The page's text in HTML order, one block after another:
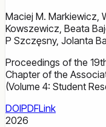
Maciej M. Markiewicz
Kowszewicz Beata
P Szczęsny, Jolanta
Proceedings of the
Chapter of the
(Volume 4: Student
DOIPDFLink
2026